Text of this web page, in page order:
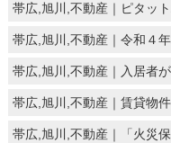
帯広,旭川,不動産｜ピタッ
帯広,旭川,不動産｜令和４
帯広,旭川,不動産｜入居者
帯広,旭川,不動産｜賃貸物
帯広,旭川,不動産｜「火災